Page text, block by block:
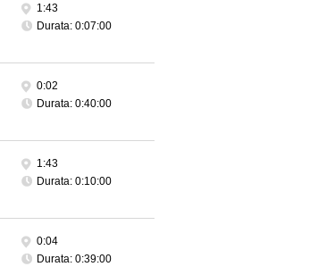
1:43
Durata: 0:07:00
0:02
Durata: 0:40:00
1:43
Durata: 0:10:00
0:04
Durata: 0:39:00